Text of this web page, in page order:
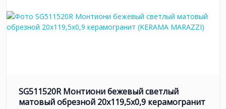
SG511520R Монтиони бежевый светлый
матовый обрезной 20х119,5x0,9 керамогранит